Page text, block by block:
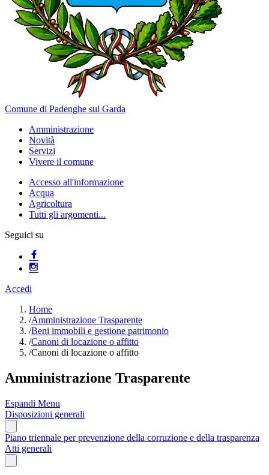
Comune di Padenghe sul Garda
Amministrazione
Novità
Servizi
Vivere il comune
Accesso all'informazione
Acqua
Agricoltura
Tutti gli argomenti...
Seguici su
Accedi
Home
/Amministrazione Trasparente
/Beni immobili e gestione patrimonio
/Canoni di locazione o affitto
/Canoni di locazione o affitto
Amministrazione Trasparente
Espandi Menu
Disposizioni generali
Piano triennale per prevenzione della corruzione e della trasparenza
Atti generali